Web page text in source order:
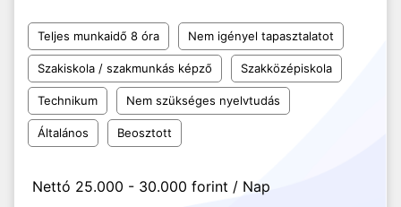
Teljes munkaidő 8 óra Nem igényel tapasztalatot
Szakiskola / szakmunkás képző Szakközépiskola
Technikum Nem szükséges nyelvtudás
Általános Beosztott
Nettó 25.000 - 30.000 forint / Nap